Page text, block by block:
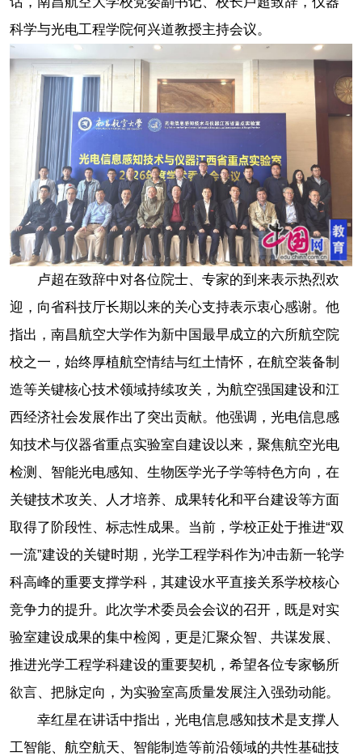
科学与光电工程学院何兴道教授主持会议。
卢超在致辞中对各位院士、专家的到来表示热烈欢
迎，向省科技厅长期以来的关心支持表示衷心感谢。他
指出，南昌航空大学作为新中国最早成立的六所航空院
校之一，始终厚植航空情结与红土情怀，在航空装备制
造等关键核心技术领域持续攻关，为航空强国建设和江
西经济社会发展作出了突出贡献。他强调，光电信息感
知技术与仪器省重点实验室自建设以来，聚焦航空光电
检测、智能光电感知、生物医学光子学等特色方向，在
关键技术攻关、人才培养、成果转化和平台建设等方面
取得了阶段性、标志性成果。当前，学校正处于推进“双
一流”建设的关键时期，光学工程学科作为冲击新一轮学
科高峰的重要支撑学科，其建设水平直接关系学校核心
竞争力的提升。此次学术委员会会议的召开，既是对实
验室建设成果的集中检阅，更是汇聚众智、共谋发展、
推进光学工程学科建设的重要契机，希望各位专家畅所
欲言、把脉定向，为实验室高质量发展注入强劲动能。
幸红星在讲话中指出，光电信息感知技术是支撑人
工智能、航空航天、智能制造等前沿领域的共性基础技